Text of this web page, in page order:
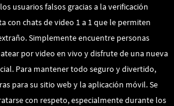
usuarios falsos gracias a la verificación
con chats de video 1 a 1 que le permiten
Simplemente encuentre personas
por video en vivo y disfrute de una nueva
Para mantener todo seguro y divertido,
para su sitio web y la aplicación móvil. Se
con respeto, especialmente durante los